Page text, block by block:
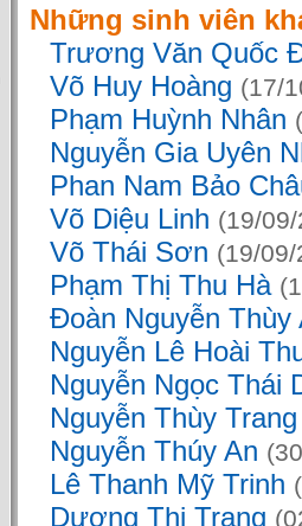
Những sinh viên
Trương Văn Quốc
Võ Huy Hoàng (17/
Phạm Huỳnh Nhân
Nguyễn Gia Uyên
Phan Nam Bảo
Võ Diệu Linh (19/
Võ Thái Sơn (19/
Phạm Thị Thu Hà
Đoàn Nguyễn
Nguyễn Lê Hoài
Nguyễn Ngọc Thái
Nguyễn Thùy Trang
Nguyễn Thúy An
Lê Thanh Mỹ Trinh
Dương Thị Trang